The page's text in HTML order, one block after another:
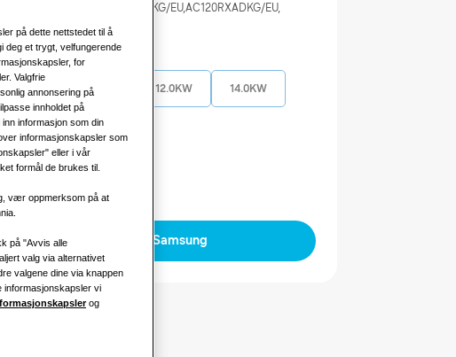
AC100RXADKG/EU,AC120RXADKG/EU,
kapasitet
7.1KW 10.0KW 12.0KW 14.0KW
effekt
Kontakt Samsung
på dette nettstedet til å
deg et trygt, velfungerende
for
Valgfrie
annonsering på
innholdet på
informasjon som din
informasjonskapsler som
eller i vår
formål de brukes til.
vær oppmerksom på at
på "Avvis alle
valg via alternativet
valgene dine via knappen
informasjonskapsler vi
og